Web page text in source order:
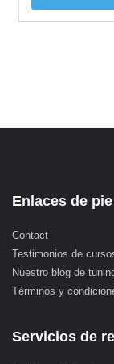
Enlaces de
Contact
Testimonios de
Nuestro blog de
Términos y
Servicios de